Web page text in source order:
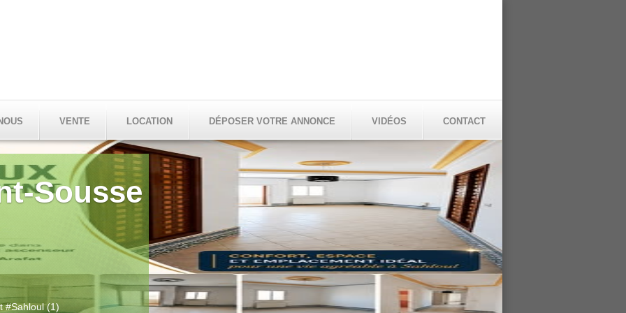
VENTE LOCATION DÉPOSER VOTRE ANNONCE VIDÉOS CONTACT
Maison-Sousse
Type d'annonce :
Nature d'annonce : Offre
Surface :603 M2
Prix :1.050.000DT
Ville :Sousse
Adresse :#Cité de la Plage (1)#Hammem Sousse